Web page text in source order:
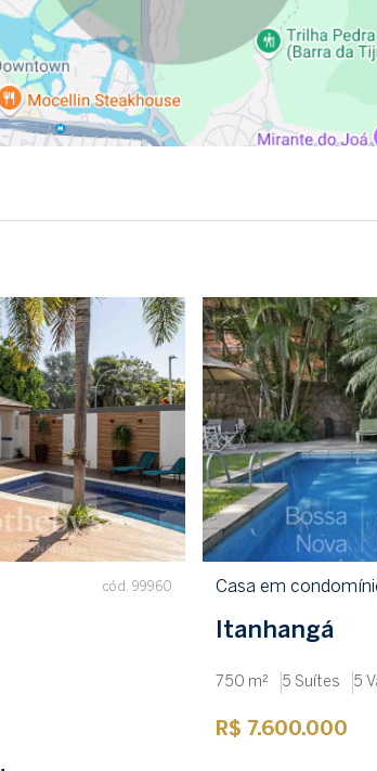
cód. 99960 Casa em
Itanhangá
750 m² 5 Suítes 5
R$ 7.600.000